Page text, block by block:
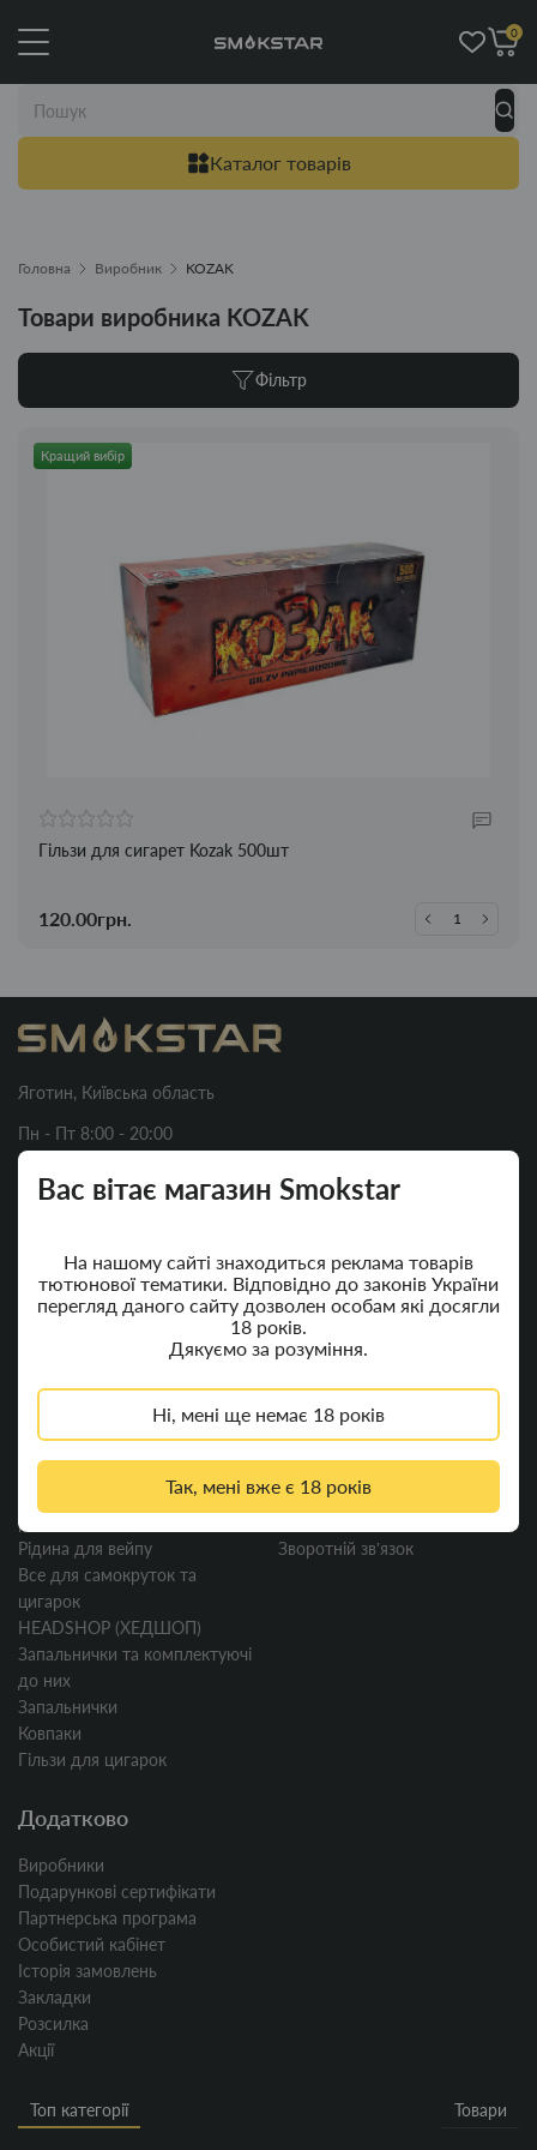
Вас вітає магазин Smokstar
На нашому сайті знаходиться реклама товарів
тютюнової тематики. Відповідно до законів України
перегляд даного сайту дозволен особам які досягли
18 років.
Дякуємо за розуміння.
Ні, мені ще немає 18 років
Так, мені вже є 18 років
Каталог товарів
0
Головна Виробник KOZAK
Товари виробника KOZAK
Фільтр
Кращий вибір
Гільзи для сигарет Kozak 500шт
120.00грн.
Яготин, Київська область
Пн - Пт 8:00 - 20:00
Сб - Нд 8:00 - 17:00
+380 (66) 089-77-79
Зворотній Дзвінок
Категорії
Вейп шоп POD системи,
рідини та комплектуючі
Рідина для вейпу
Все для самокруток та
цигарок
HEADSHOP (ХЕДШОП)
Запальнички та комплектуючі
до них
Запальнички
Ковпаки
Гільзи для цигарок
Інформація
Доставка
Зворотній звʼязок
Додатково
Виробники
Подарункові сертифікати
Партнерська програма
Особистий кабінет
Історія замовлень
Закладки
Розсилка
Акції
Топ категорії Товари